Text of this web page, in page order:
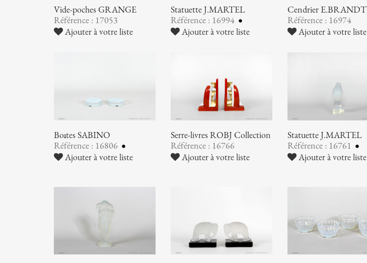
Vide-poches GRANGE
Référence : 17053
Ajouter à votre liste
Statuette J.MARTEL
Référence : 16994
Ajouter à votre liste
Cendrier E.BRANDT
Référence : 16974
Ajouter à votre liste
Boîtes SABINO
Référence : 16806
Ajouter à votre liste
Serre-livres ROBJ Collection
Référence : 16766
Ajouter à votre liste
Statuette J.MARTEL
Référence : 16761
Ajouter à votre liste